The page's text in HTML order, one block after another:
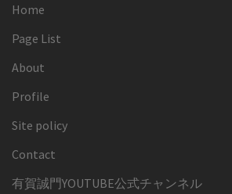
Home
Page List
About
Profile
Site policy
Contact
有賀誠門YOUTUBE公式チャンネル